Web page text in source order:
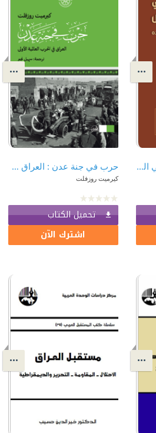
القرار الوطني الفلسطيني المستقل: نشأته وتطوره والأخطار التي تهدده حرب في جنة عدن : العراق في الحرب العالمية الأولى
كيرميت روزفلت
تحميل الكتاب
اشترك الآن